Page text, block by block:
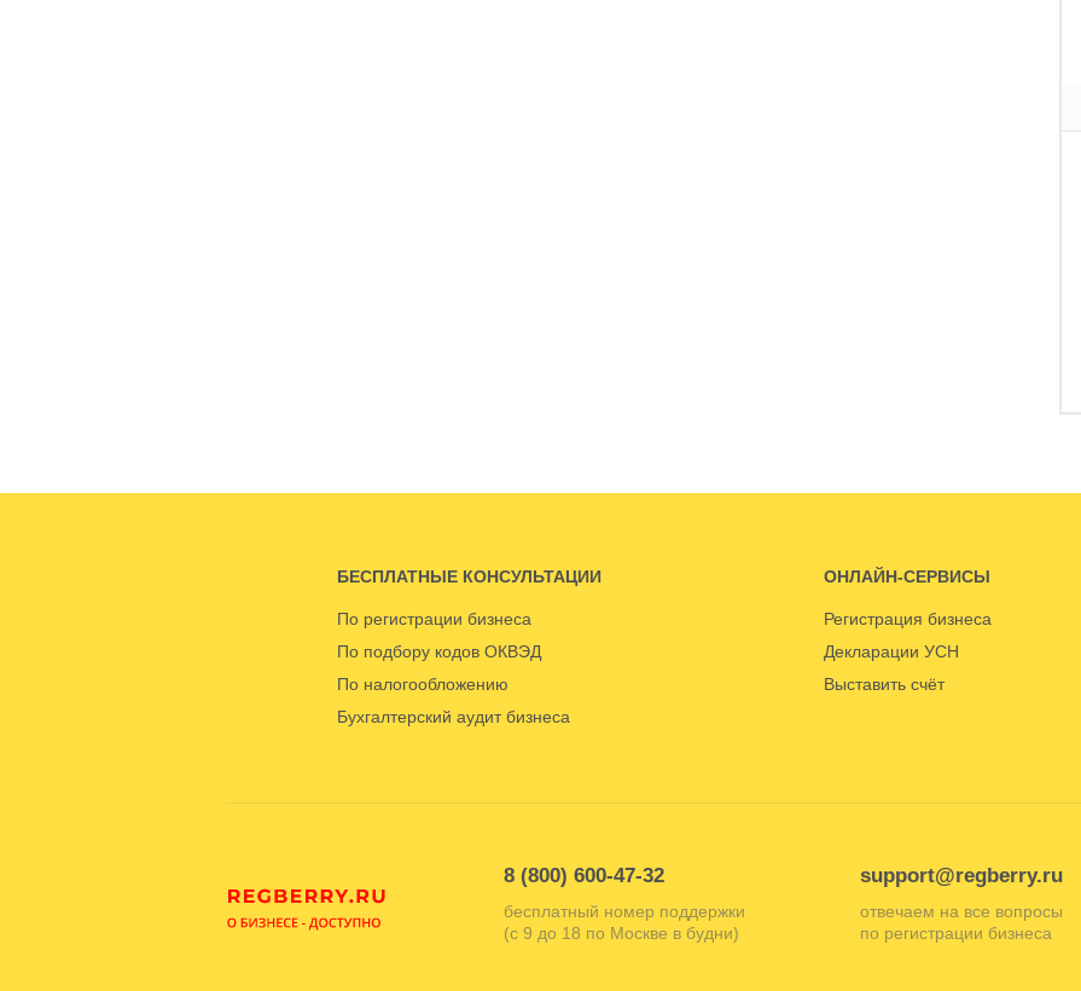
БЕСПЛАТНЫЕ КОНСУЛЬТАЦИИ
По регистрации бизнеса
По подбору кодов ОКВЭД
По налогообложению
Бухгалтерский аудит бизнеса
ОНЛАЙН-СЕРВИСЫ
Регистрация бизнеса
Декларации УСН
Выставить счёт
8 (800) 600-47-32
бесплатный номер поддержки
(с 9 до 18 по Москве в будни)
support@regberry.ru
отвечаем на все вопросы
по регистрации бизнеса